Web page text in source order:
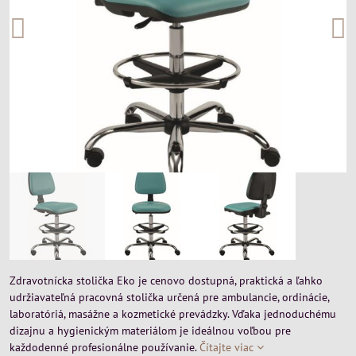
Zdravotnícka stolička Eko je cenovo dostupná, praktická a ľahko
udržiavateľná pracovná stolička určená pre ambulancie, ordinácie,
laboratóriá, masážne a kozmetické prevádzky. Vďaka jednoduchému
dizajnu a hygienickým materiálom je ideálnou voľbou pre
každodenné profesionálne používanie.Čítajte viac